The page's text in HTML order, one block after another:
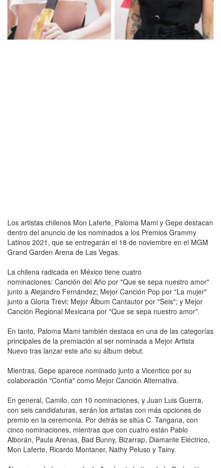
Los artistas chilenos Mon Laferte, Paloma Mami y Gepe destacan
dentro del anuncio de los nominados a los Premios Grammy
Latinos 2021, que se entregarán el 18 de noviembre en el MGM
Grand Garden Arena de Las Vegas.
La chilena radicada en México tiene cuatro
nominaciones: Canción del Año por "Que se sepa nuestro amor"
junto a Alejandro Fernández; Mejor Canción Pop por "La mujer"
junto a Gloria Trevi; Mejor Álbum Cantautor por "Seis"; y Mejor
Canción Regional Mexicana por "Que se sepa nuestro amor".
En tanto, Paloma Mami también destaca en una de las categorías
principales de la premiación al ser nominada a Mejor Artista
Nuevo tras lanzar este año su álbum debut.
Mientras, Gepe aparece nominado junto a Vicentico por su
colaboración "Confía" como Mejor Canción Alternativa.
En general, Camilo, con 10 nominaciones, y Juan Luis Guerra,
con seis candidaturas, serán los artistas con más opciones de
premio en la ceremonia. Por detrás se sitúa C. Tangana, con
cinco nominaciones, mientras que con cuatro están Pablo
Alborán, Paula Arenas, Bad Bunny, Bizarrap, Diamante Eléctrico,
Mon Laferte, Ricardo Montaner, Nathy Peluso y Tainy.